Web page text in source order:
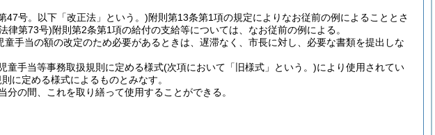
47号。以下「改正法」という。)附則第13条第1項の規定によりなお従前の例によることとさ
律第73号)附則第2条第1項の給付の支給等については、なお従前の例による。
手当の額の改定のため必要があるときは、遅滞なく、市長に対し、必要な書類を提出しな
童手当等事務取扱規則に定める様式(次項において「旧様式」という。)により使用されてい
に定める様式によるものとみなす。
の間、これを取り繕って使用することができる。